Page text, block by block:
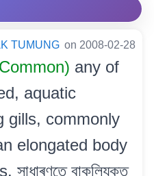
TUMUNG on 2008-02-28
any of
aquatic
gills, commonly
elongated body
বাকলিযুক্ত